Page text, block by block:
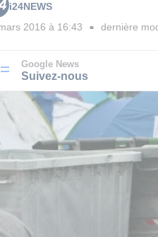
i24NEWS
2016 à 16:43 ■ dernière
Google News
Suivez-nous